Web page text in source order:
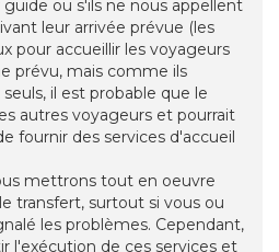
ou s'ils ne nous appellent
leur arrivée prévue (les
pour accueillir les voyageurs
prévu, mais comme ils
il est probable que le
autres voyageurs et pourrait
fournir des services d'accueil
mettrons tout en oeuvre
transfert, surtout si vous ou
les problèmes. Cependant,
l'exécution de ces services et